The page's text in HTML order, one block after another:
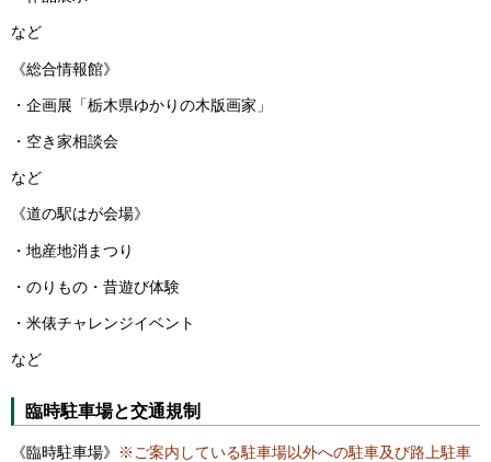
など
《総合情報館》
・企画展「栃木県ゆかりの木版画家」
・空き家相談会
など
《道の駅はが会場》
・地産地消まつり
・のりもの・昔遊び体験
・米俵チャレンジイベント
など
臨時駐車場と交通規制
《臨時駐車場》
※ご案内している駐車場以外への駐車及び路上駐車